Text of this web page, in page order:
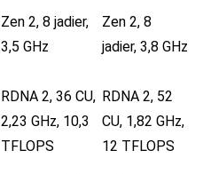
Zen 2, 8 jadier,
3,5 GHz
Zen 2, 8
jadier, 3,8 GHz
RDNA 2, 36 CU,
2,23 GHz, 10,3
TFLOPS
RDNA 2, 52
CU, 1,82 GHz,
12 TFLOPS